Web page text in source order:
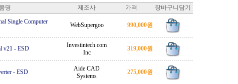
명 제조사 가격 장바구니담기
Single Computer
WebSupergoo 990,000원
v21- ESD
Investintech.com
Inc
319,000원
- ESD
Aide CAD
Systems
275,000원